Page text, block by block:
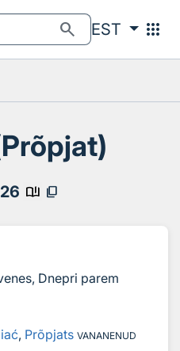
search EST apps
book_ribbon content_copy
Dnepri parem
, Prõpjats VANANENUD